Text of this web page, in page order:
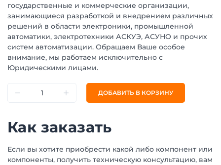
государственные и коммерческие организации,
занимающиеся разработкой и внедрением различных
решений в области электроники, промышленной
автоматики, электротехники АСКУЭ, АСУНО и прочих
систем автоматизации. Обращаем Ваше особое
внимание, мы работаем исключительно с
Юридическими лицами.
ДОБАВИТЬ В КОРЗИНУ
Как заказать
Если вы хотите приобрести какой либо компонент или
компоненты, получить техническую консультацию, вам